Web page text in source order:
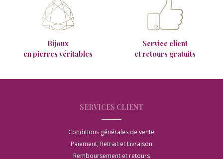
Bijoux
en pierres véritables
Service client
et retours gratuits
SERVICES CLIENT
Conditions générales de vente
Paiement, Retrait et Livraison
Remboursement et retours